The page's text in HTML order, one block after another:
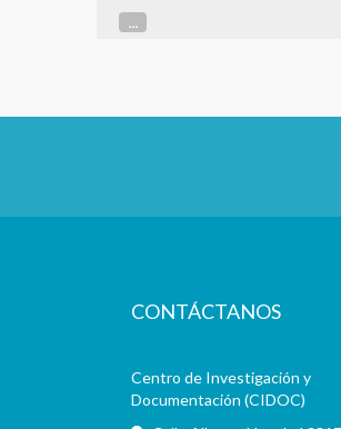
...
CONTÁCTANOS
Centro de Investigación y
Documentación (CIDOC)